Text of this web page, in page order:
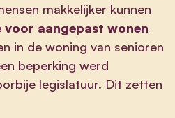
makkelijker kunnen
voor aangepast wonen
in de woning van senioren
beperking werd
legislatuur. Dit zetten